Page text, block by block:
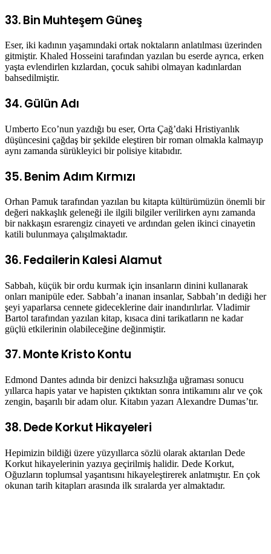
33. Bin Muhteşem Güneş
Eser, iki kadının yaşamındaki ortak noktaların anlatılması üzerinden
gitmiştir. Khaled Hosseini tarafından yazılan bu eserde ayrıca, erken
yaşta evlendirlen kızlardan, çocuk sahibi olmayan kadınlardan
bahsedilmiştir.
34. Gülün Adı
Umberto Eco’nun yazdığı bu eser, Orta Çağ’daki Hristiyanlık
düşüncesini çağdaş bir şekilde eleştiren bir roman olmakla kalmayıp
aynı zamanda sürükleyici bir polisiye kitabıdır.
35. Benim Adım Kırmızı
Orhan Pamuk tarafından yazılan bu kitapta kültürümüzün önemli bir
değeri nakkaşlık geleneği ile ilgili bilgiler verilirken aynı zamanda
bir nakkaşın esrarengiz cinayeti ve ardından gelen ikinci cinayetin
katili bulunmaya çalışılmaktadır.
36. Fedailerin Kalesi Alamut
Sabbah, küçük bir ordu kurmak için insanların dinini kullanarak
onları manipüle eder. Sabbah’a inanan insanlar, Sabbah’ın dediği her
şeyi yaparlarsa cennete gideceklerine dair inandırılırlar. Vladimir
Bartol tarafından yazılan kitap, kısaca dini tarikatların ne kadar
güçlü etkilerinin olabileceğine değinmiştir.
37. Monte Kristo Kontu
Edmond Dantes adında bir denizci haksızlığa uğraması sonucu
yıllarca hapis yatar ve hapisten çıktıktan sonra intikamını alır ve çok
zengin, başarılı bir adam olur. Kitabın yazarı Alexandre Dumas’tır.
38. Dede Korkut Hikayeleri
Hepimizin bildiği üzere yüzyıllarca sözlü olarak aktarılan Dede
Korkut hikayelerinin yazıya geçirilmiş halidir. Dede Korkut,
Oğuzların toplumsal yaşantısını hikayeleştirerek anlatmıştır. En çok
okunan tarih kitapları arasında ilk sıralarda yer almaktadır.